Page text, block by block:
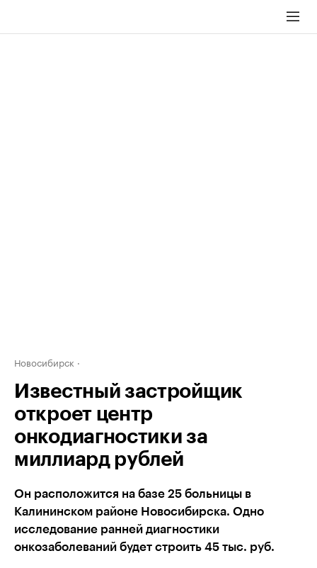
Новосибирск
Известный застройщик
откроет центр
онкодиагностики за
миллиард рублей
Он расположится на базе 25 больницы в
Калининском районе Новосибирска. Одно
исследование ранней диагностики
онкозаболеваний будет строить 45 тыс. руб.